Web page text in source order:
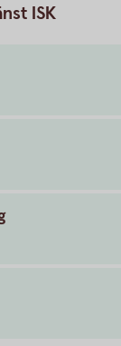
ISK